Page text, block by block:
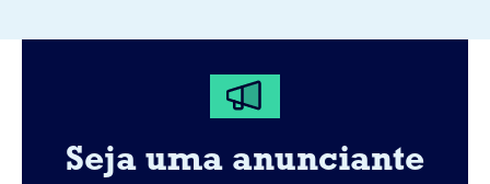
Seja uma anunciante